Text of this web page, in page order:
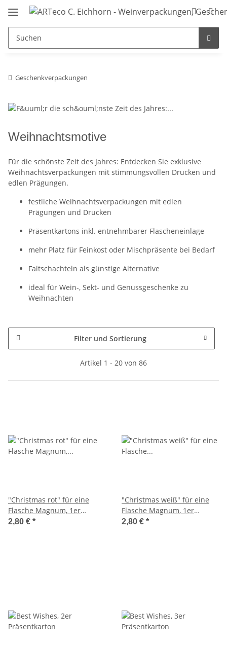
Geschenkverpackungen
Weihnachtsmotive
Für die schönste Zeit des Jahres: Entdecken Sie exklusive
Weihnachtsverpackungen mit stimmungsvollen Drucken und
edlen Prägungen.
festliche Weihnachtsverpackungen mit edlen
Prägungen und Drucken
Präsentkartons inkl. entnehmbarer Flascheneinlage
mehr Platz für Feinkost oder Mischpräsente bei Bedarf
Faltschachteln als günstige Alternative
ideal für Wein-, Sekt- und Genussgeschenke zu
Weihnachten
Filter und Sortierung
Artikel 1 - 20 von 86
"Christmas rot" für eine
Flasche Magnum, 1er
Faltschachtel
2,80 € *
"Christmas weiß" für eine
Flasche Magnum, 1er
Faltschachtel
2,80 € *